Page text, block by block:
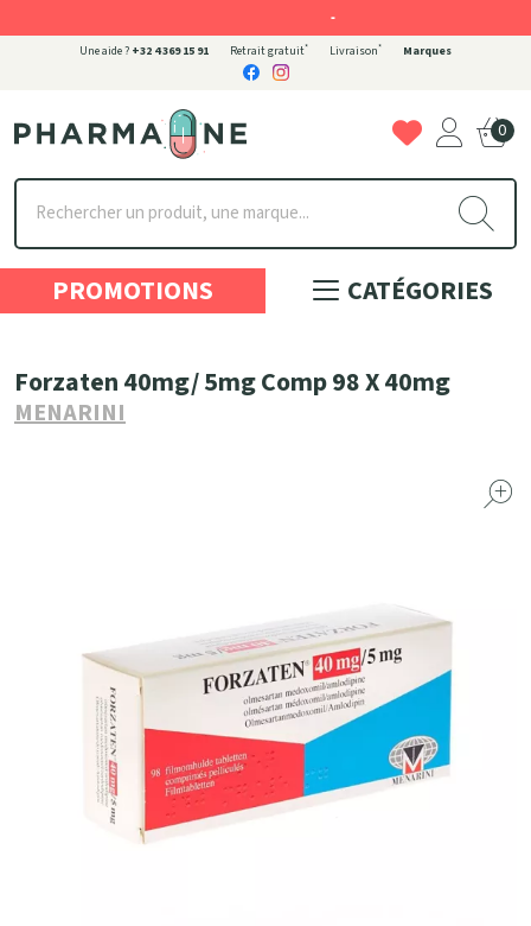
Une aide ? +32 4 369 15 91 Retrait gratuit* Livraison* Marques
Pharmaone Votre pharmacie en ligne à votre service
0
PROMOTIONS CATÉGORIES
Forzaten 40mg/ 5mg Comp 98 X 40mg
MENARINI